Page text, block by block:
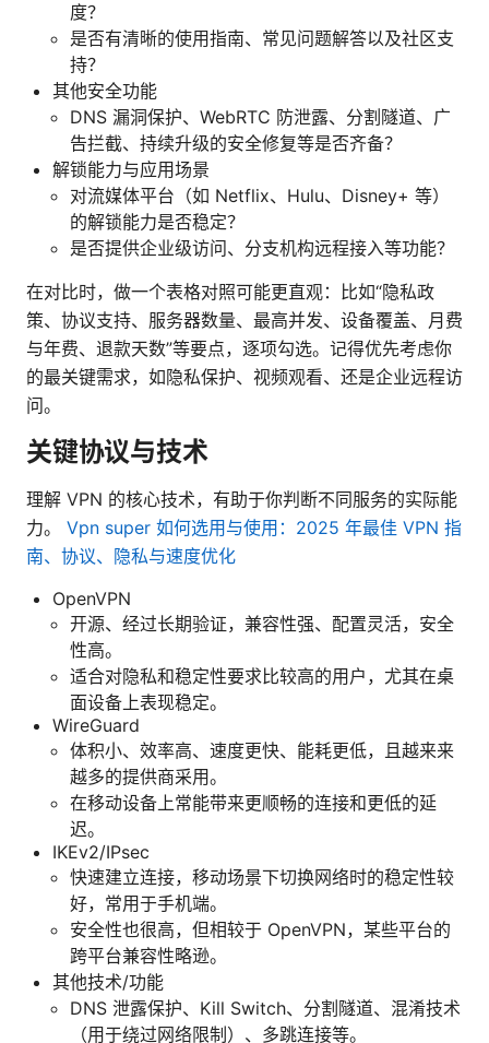
度？
是否有清晰的使用指南、常见问题解答以及社区支
持？
其他安全功能
DNS 漏洞保护、WebRTC 防泄露、分割隧道、广
告拦截、持续升级的安全修复等是否齐备？
解锁能力与应用场景
对流媒体平台（如 Netflix、Hulu、Disney+ 等）
的解锁能力是否稳定？
是否提供企业级访问、分支机构远程接入等功能？
在对比时，做一个表格对照可能更直观：比如“隐私政
策、协议支持、服务器数量、最高并发、设备覆盖、月费
与年费、退款天数”等要点，逐项勾选。记得优先考虑你
的最关键需求，如隐私保护、视频观看、还是企业远程访
问。
关键协议与技术
理解 VPN 的核心技术，有助于你判断不同服务的实际能
力。 Vpn super 如何选用与使用：2025 年最佳 VPN 指
南、协议、隐私与速度优化
OpenVPN
开源、经过长期验证，兼容性强、配置灵活，安全
性高。
适合对隐私和稳定性要求比较高的用户，尤其在桌
面设备上表现稳定。
WireGuard
体积小、效率高、速度更快、能耗更低，且越来来
越多的提供商采用。
在移动设备上常能带来更顺畅的连接和更低的延
迟。
IKEv2/IPsec
快速建立连接，移动场景下切换网络时的稳定性较
好，常用于手机端。
安全性也很高，但相较于 OpenVPN，某些平台的
跨平台兼容性略逊。
其他技术/功能
DNS 泄露保护、Kill Switch、分割隧道、混淆技术
（用于绕过网络限制）、多跳连接等。